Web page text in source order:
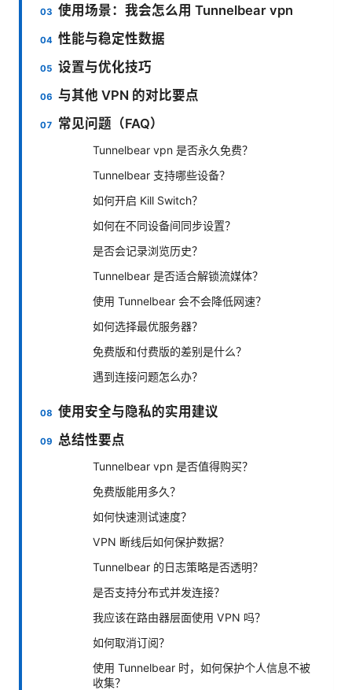
使用场景：我会怎么用 Tunnelbear vpn
性能与稳定性数据
设置与优化技巧
与其他 VPN 的对比要点
常见问题（FAQ）
Tunnelbear vpn 是否永久免费？
Tunnelbear 支持哪些设备？
如何开启 Kill Switch？
如何在不同设备间同步设置？
是否会记录浏览历史？
Tunnelbear 是否适合解锁流媒体？
使用 Tunnelbear 会不会降低网速？
如何选择最优服务器？
免费版和付费版的差别是什么？
遇到连接问题怎么办？
使用安全与隐私的实用建议
总结性要点
Tunnelbear vpn 是否值得购买？
免费版能用多久？
如何快速测试速度？
VPN 断线后如何保护数据？
Tunnelbear 的日志策略是否透明？
是否支持分布式并发连接？
我应该在路由器层面使用 VPN 吗？
如何取消订阅？
使用 Tunnelbear 时，如何保护个人信息不被
收集？